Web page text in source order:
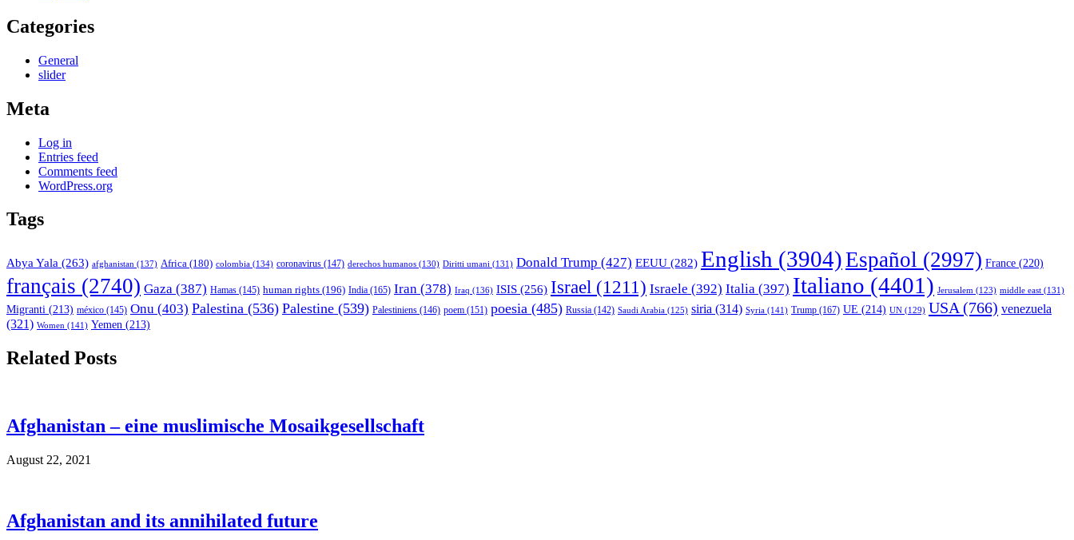
Categories
General
slider
Meta
Log in
Entries feed
Comments feed
WordPress.org
Tags
Abya Yala (263) afghanistan (137) Africa (180) colombia (134) coronavirus (147) derechos humanos (130) Diritti umani (131) Donald Trump (427) EEUU (282) English (3904)Español (2997) France (220)
français (2740) Gaza (387) Hamas (145) human rights (196) India (165) Iran (378) Iraq (136) ISIS (256) Israel (1211) Israele (392) Italia (397) Italiano (4401) Jerusalem (123) middle east (131)
Migranti (213) méxico (145) Onu (403) Palestina (536) Palestine (539) Palestiniens (146) poem (151) poesia (485) Russia (142) Saudi Arabia (125) siria (314) Syria (141) Trump (167) UE (214) UN (129) USA (766) venezuela
(321) Women (141) Yemen (213)
Related Posts
Afghanistan – eine muslimische Mosaikgesellschaft
August 22, 2021
Afghanistan and its annihilated future